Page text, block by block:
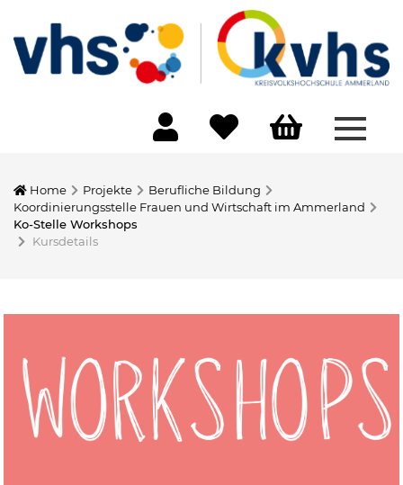
Home Projekte
Berufliche Bildung
Koordinierungsstelle Frauen und Wirtschaft im Ammerland
Ko-Stelle Workshops
Kursdetails